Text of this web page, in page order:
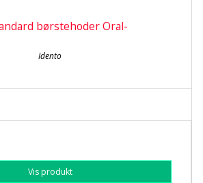
børstehoder Oral-
Idento
Vis produkt